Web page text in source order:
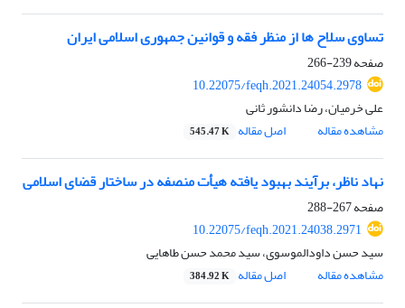
تساوی سلاح ها از منظر فقه و قوانین جمهوری اسلامی ایران
صفحه239-266
10.22075/feqh.2021.24054.2978
علی خرمیان، رضا دانشور ثانی
مشاهده مقاله
اصل مقاله 545.47 K
نهاد ناظر، برآیند بهبود یافته هیأت منصفه در ساختار قضای اسلامی
صفحه267-288
10.22075/feqh.2021.24038.2971
سید حسن داودالموسوی، سید محمد حسن طاهایی
مشاهده مقاله
اصل مقاله 384.92 K